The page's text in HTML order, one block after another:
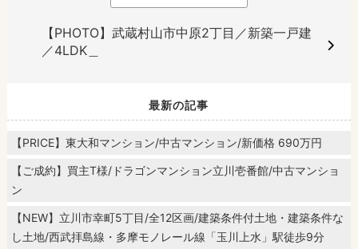
【PHOTO】武蔵村山市中原2丁目／新築一戸建
／4LDK＿
最新の記事
【PRICE】東大和マンション/中古マンション/新価格 690万円
【ご成約】買主T様/ドラゴンマンション立川壱番館/中古マンショ
ン
【NEW】立川市幸町5丁目/全12区画/建築条件付土地・建築条件な
し土地/西武拝島線・多摩モノレール線「玉川上水」駅徒歩9分